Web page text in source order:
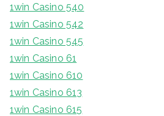
1win Casino 540
1win Casino 542
1win Casino 545
1win Casino 61
1win Casino 610
1win Casino 613
1win Casino 615